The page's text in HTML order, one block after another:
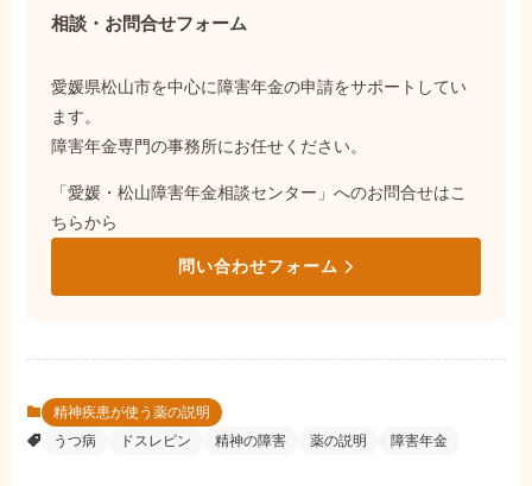
相談・お問合せフォーム
愛媛県松山市を中心に障害年金の申請をサポートしてい
ます。
障害年金専門の事務所にお任せください。
「愛媛・松山障害年金相談センター」へのお問合せはこ
ちらから
問い合わせフォーム
精神疾患が使う薬の説明
うつ病
ドスレピン 精神の障害 薬の説明 障害年金